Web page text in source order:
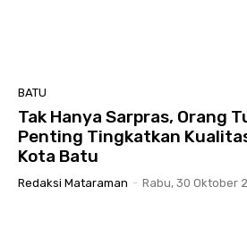
BATU
Tak Hanya Sarpras, Orang
Penting Tingkatkan
Kota Batu
Redaksi Mataraman - Rabu, 30 Oktober